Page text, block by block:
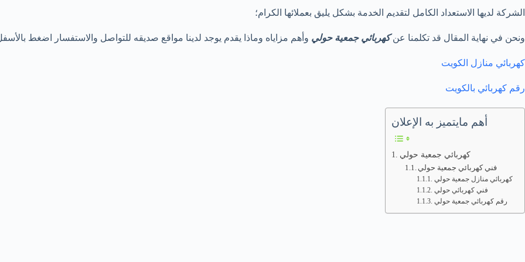
الشركة لديها الاستعداد الكامل لتقديم الخدمة بشكل يليق بعملائها الكرام؛
ونحن في نهاية المقال قد تكلمنا عنكهربائي جمعية حولي وأهم مزاياه وماذا يقدم يوجد لدينا مواقع صديقه للتواصل والاستفسار اضغط بالأسفل
كهربائي منازل الكويت
رقم كهربائي بالكويت
أهم مايتميز به الإعلان
كهربائي جمعية حولي
كهربائي منازل جمعية حولي
رقم كهربائي جمعية حولي